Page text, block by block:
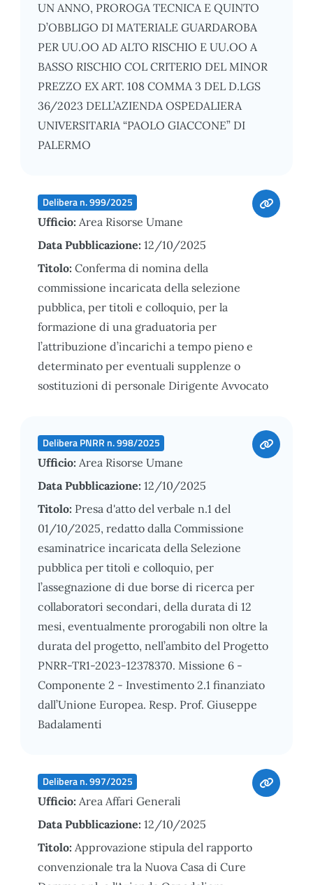
UN ANNO, PROROGA TECNICA E QUINTO
D’OBBLIGO DI MATERIALE GUARDAROBA
PER UU.OO AD ALTO RISCHIO E UU.OO A
BASSO RISCHIO COL CRITERIO DEL MINOR
PREZZO EX ART. 108 COMMA 3 DEL D.LGS
36/2023 DELL’AZIENDA OSPEDALIERA
UNIVERSITARIA “PAOLO GIACCONE” DI
PALERMO
Delibera n. 999/2025
Ufficio: Area Risorse Umane
Data Pubblicazione: 12/10/2025
Titolo: Conferma di nomina della
commissione incaricata della selezione
pubblica, per titoli e colloquio, per la
formazione di una graduatoria per
l’attribuzione d’incarichi a tempo pieno e
determinato per eventuali supplenze o
sostituzioni di personale Dirigente Avvocato
Delibera PNRR n. 998/2025
Ufficio: Area Risorse Umane
Data Pubblicazione: 12/10/2025
Titolo: Presa d'atto del verbale n.1 del
01/10/2025, redatto dalla Commissione
esaminatrice incaricata della Selezione
pubblica per titoli e colloquio, per
l’assegnazione di due borse di ricerca per
collaboratori secondari, della durata di 12
mesi, eventualmente prorogabili non oltre la
durata del progetto, nell’ambito del Progetto
PNRR-TR1-2023-12378370. Missione 6 -
Componente 2 - Investimento 2.1 finanziato
dall’Unione Europea. Resp. Prof. Giuseppe
Badalamenti
Delibera n. 997/2025
Ufficio: Area Affari Generali
Data Pubblicazione: 12/10/2025
Titolo: Approvazione stipula del rapporto
convenzionale tra la Nuova Casa di Cure